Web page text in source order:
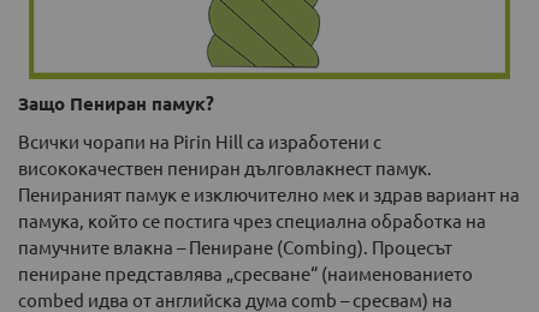
Защо Пениран памук?
Всички чорапи на Pirin Hill са изработени с
висококачествен пениран дълговлакнест памук.
Пенираният памук е изключително мек и здрав вариант на
памукa, който се постига чрез специална обработка на
памучните влакна – Пениране (Combing). Процесът
пениране представлява „сресване“ (наименованието
combed идва от английска дума comb – сресвам) на